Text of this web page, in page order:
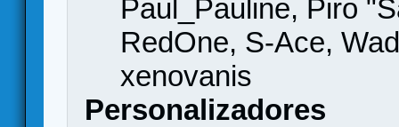
Paul_Pauline, Piro
RedOne, S-Ace,
xenovanis
Personalizadores